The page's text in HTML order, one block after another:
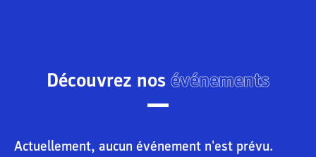
Découvrez nos événements
Actuellement, aucun événement n'est prévu.